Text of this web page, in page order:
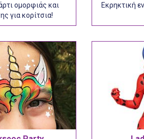
ομορφιάς και
για κορίτσια!
Eκρηκτική